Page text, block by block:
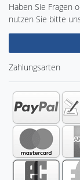
Haben Sie Fragen
nutzen Sie bitte
Zahlungsarten